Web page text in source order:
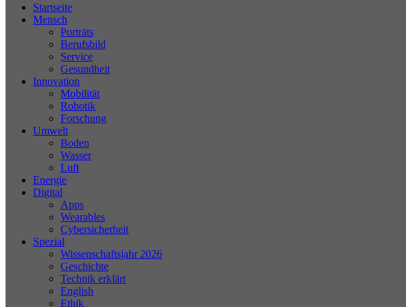
Startseite
Mensch
Porträts
Berufsbild
Service
Gesundheit
Innovation
Mobilität
Robotik
Forschung
Umwelt
Boden
Wasser
Luft
Energie
Digital
Apps
Wearables
Cybersicherheit
Spezial
Wissenschaftsjahr 2026
Geschichte
Technik erklärt
English
Ethik